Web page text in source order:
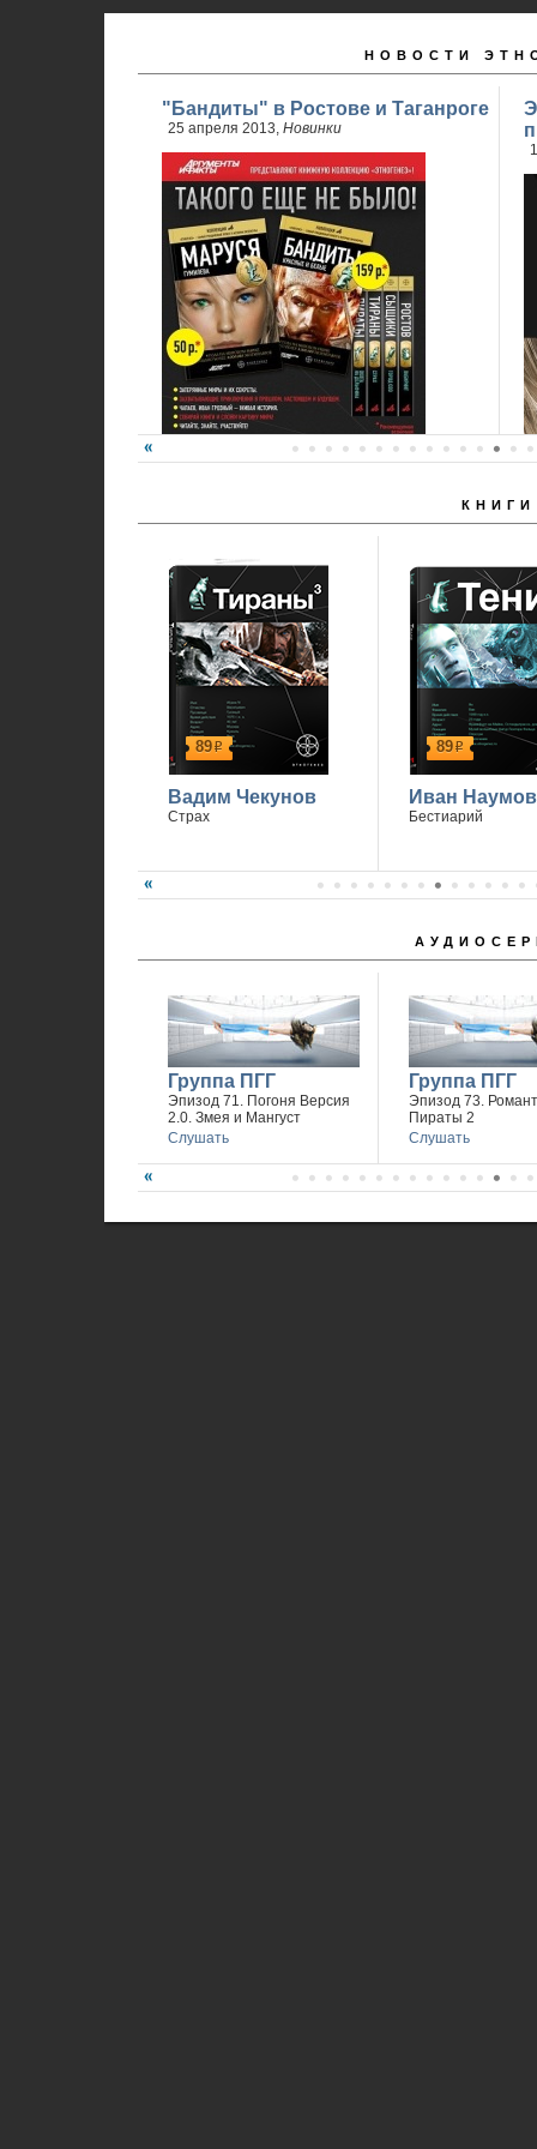
НОВОСТИ
"Бандиты" в Ростове и Таганроге
25 апреля 2013, Новинки
24 апреля стартовали продажи 2 книги
КНИГИ
89р
Вадим Чекунов
Страх
89р
Иван Наумов
Бестиарий
Группа ПГГ
Эпизод 71. Погоня Версия
2.0. Змея и Мангуст
Слушать
Группа ПГГ
Эпизод 73.
Пираты 2
Слушать